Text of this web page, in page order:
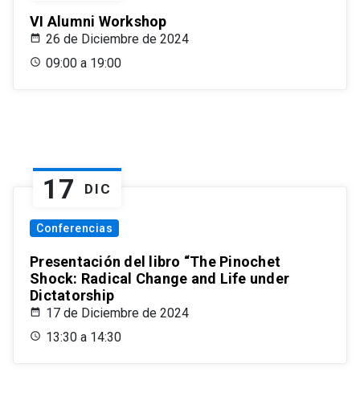
VI Alumni Workshop
26 de Diciembre de 2024
09:00 a 19:00
17 DIC
Conferencias
Presentación del libro “The Pinochet
Shock: Radical Change and Life under
Dictatorship
17 de Diciembre de 2024
13:30 a 14:30